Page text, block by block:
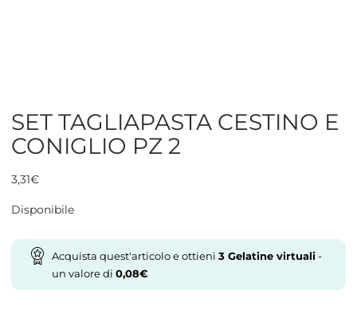
SET TAGLIAPASTA CESTINO E
CONIGLIO PZ 2
3,31€
Disponibile
Acquista quest'articolo e ottieni 3Gelatine virtuali-
un valore di 0,08€